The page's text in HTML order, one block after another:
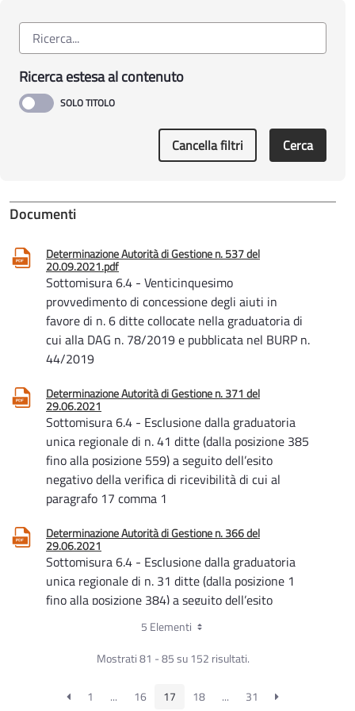
Ricerca estesa al contenuto
Cancella filtri Cerca
Documenti
Determinazione Autorità di Gestione n. 537 del
20.09.2021.pdf
Sottomisura 6.4 - Venticinquesimo
provvedimento di concessione degli aiuti in
favore di n. 6 ditte collocate nella graduatoria di
cui alla DAG n. 78/2019 e pubblicata nel BURP n.
44/2019
Determinazione Autorità di Gestione n. 371 del
29.06.2021
Sottomisura 6.4 - Esclusione dalla graduatoria
unica regionale di n. 41 ditte (dalla posizione 385
fino alla posizione 559) a seguito dell’esito
negativo della verifica di ricevibilità di cui al
paragrafo 17 comma 1
Determinazione Autorità di Gestione n. 366 del
29.06.2021
Sottomisura 6.4 - Esclusione dalla graduatoria
unica regionale di n. 31 ditte (dalla posizione 1
fino alla posizione 384) a seguito dell’esito
negativo della istruttoria tecnica amministrativa
Sottomisura 6.4 - Ventiquattresimo
5 Elementi
Mostrati 81 - 85 su 152 risultati.
1 ... 16 17 18 ... 31